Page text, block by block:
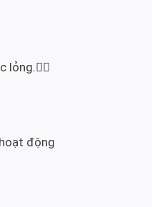
lỏng.
động